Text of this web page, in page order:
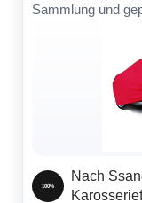
Sammlung und
100%
Nach